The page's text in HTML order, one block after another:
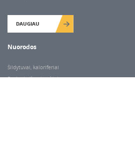
DAUGIAU
Nuorodos
Šildytuvai, kaloriferiai
Santechnikos įrankiai